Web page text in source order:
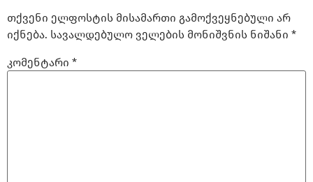
თქვენი ელფოსტის მისამართი გამოქვეყნებული არ
იქნება. სავალდებულო ველების მონიშვნის ნიშანი *
კომენტარი *